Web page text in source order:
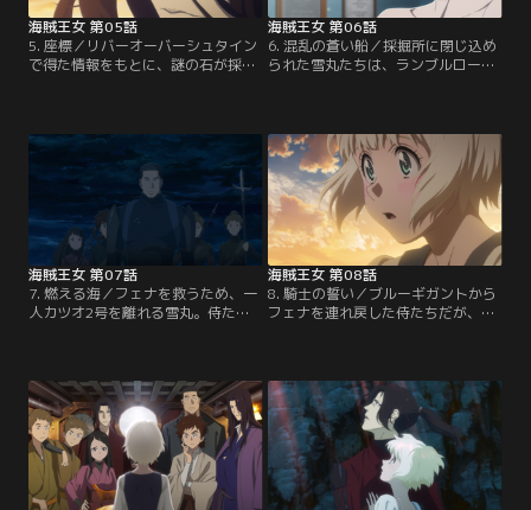
海賊王女 第05話
5. 座標／リバーオーバーシュタイン
で得た情報をもとに、謎の石が採掘
奥へと進んでいく。雰囲気の変わっ
たフェナを不審に思いながらもつい
ていく雪丸。しかし、その背後に
は、バルバラルで撒いたはずのオマ
リー海賊団が迫りつつあった。【提
供：バンダイチャンネル】
海賊王女 第06話
6. 混乱の蒼い船／採掘所に閉じ込め
られた雪丸たちは、ランブルローズ
イギリス海兵隊の船だった。アベル
はフェナを客室へと案内し、ゴブリ
ンの剣士について、そしてフェナの
母のことを語る。そしてフェナは、
侍たちの真の目的を知る。【提供：
バンダイチャンネル】
海賊王女 第07話
7. 燃える海／フェナを救うため、一
人カツオ2号を離れる雪丸。侍たち
べきか……ブルーギガントは、ラン
ブルローズから襲撃を受ける。立ち
昇る黒煙は、忘却していたフェナの
記憶を呼び起こす。【提供：バンダ
イチャンネル】
海賊王女 第08話
8. 騎士の誓い／ブルーギガントから
フェナを連れ戻した侍たちだが、雪
呼び、その場を立ち去る。フェナは
自らが原因で対立してしまう仲間を
見て、旅をこのまま続けるべきかを
思い悩んでしまう。【提供：バンダ
イチャンネル】